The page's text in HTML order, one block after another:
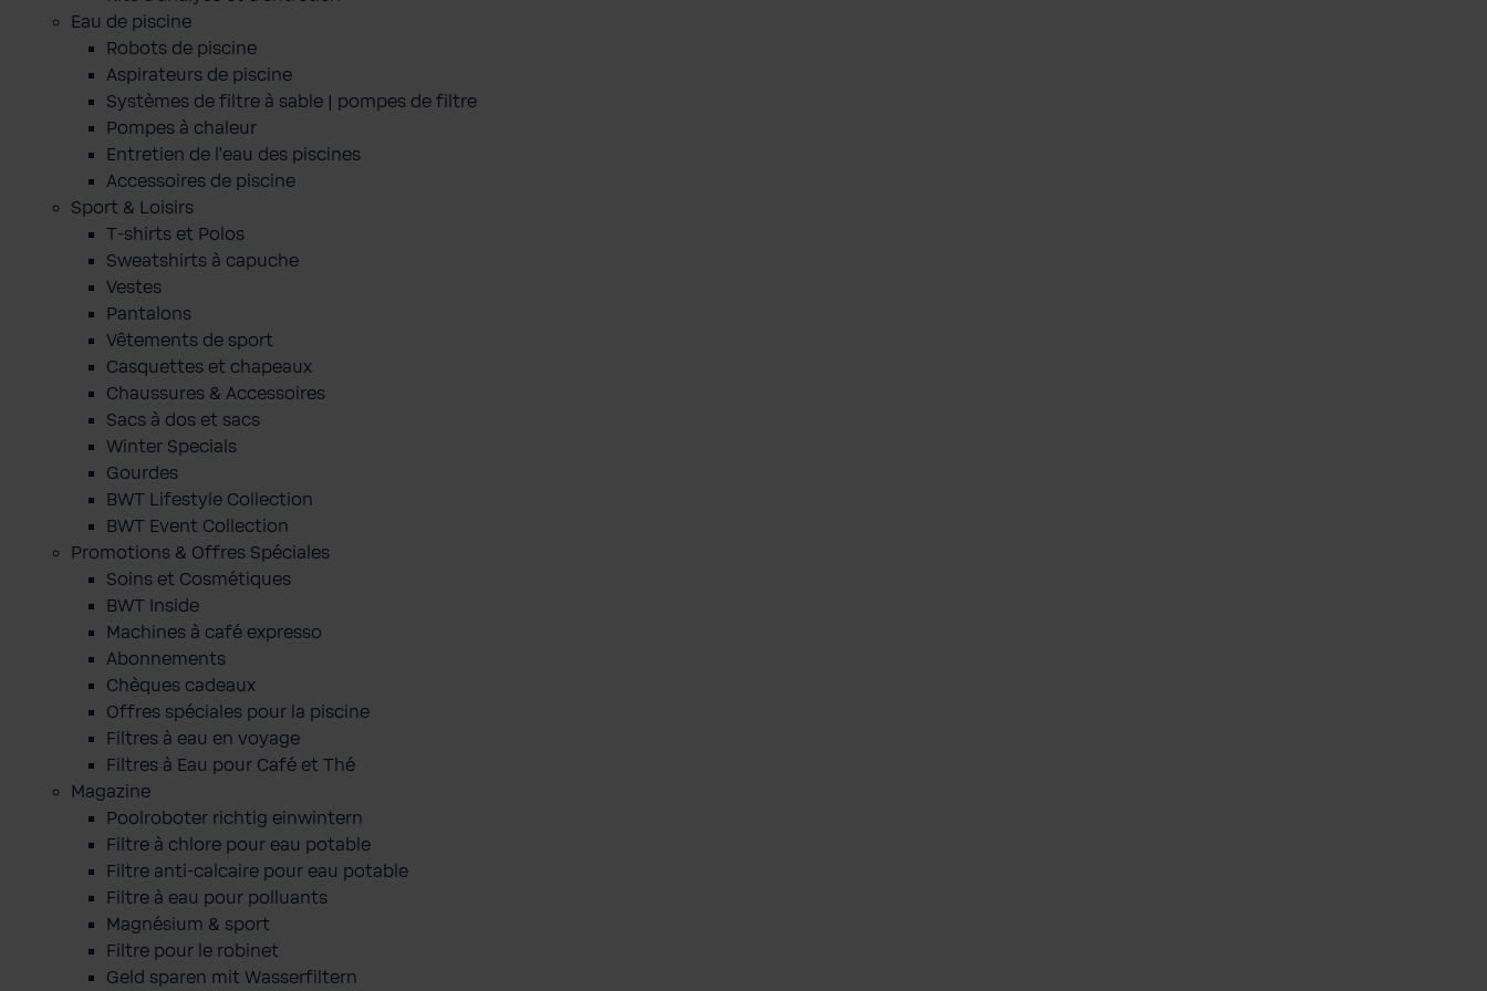
Eau de piscine
Robots de piscine
Aspirateurs de piscine
Systèmes de filtre à sable | pompes de filtre
Pompes à chaleur
Entretien de l'eau des piscines
Accessoires de piscine
Sport & Loisirs
T-shirts et Polos
Sweatshirts à capuche
Vestes
Pantalons
Vêtements de sport
Casquettes et chapeaux
Chaussures & Accessoires
Sacs à dos et sacs
Winter Specials
Gourdes
BWT Lifestyle Collection
BWT Event Collection
Promotions & Offres Spéciales
Soins et Cosmétiques
BWT Inside
Machines à café expresso
Abonnements
Chèques cadeaux
Offres spéciales pour la piscine
Filtres à eau en voyage
Filtres à Eau pour Café et Thé
Magazine
Poolroboter richtig einwintern
Filtre à chlore pour eau potable
Filtre anti-calcaire pour eau potable
Filtre à eau pour polluants
Magnésium & sport
Filtre pour le robinet
Geld sparen mit Wasserfiltern